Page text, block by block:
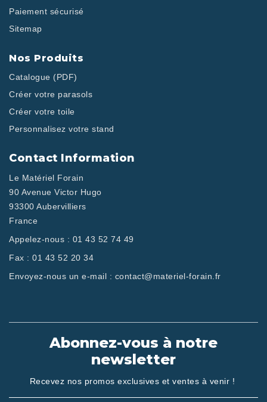
Paiement sécurisé
Sitemap
Nos Produits
Catalogue (PDF)
Créer votre parasols
Créer votre toile
Personnalisez votre stand
Contact Information
Le Matériel Forain
90 Avenue Victor Hugo
93300 Aubervilliers
France
Appelez-nous : 01 43 52 74 49
Fax : 01 43 52 20 34
Envoyez-nous un e-mail : contact@materiel-forain.fr
Abonnez-vous à notre
newsletter
Recevez nos promos exclusives et ventes à venir !